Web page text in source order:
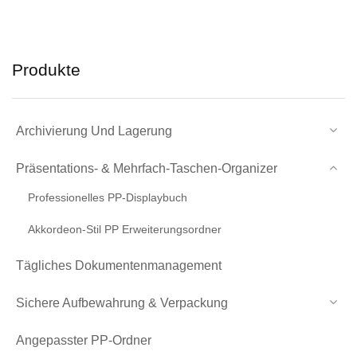
Produkte
Archivierung Und Lagerung
Präsentations- & Mehrfach-Taschen-Organizer
Professionelles PP-Displaybuch
Akkordeon-Stil PP Erweiterungsordner
Tägliches Dokumentenmanagement
Sichere Aufbewahrung & Verpackung
Angepasster PP-Ordner